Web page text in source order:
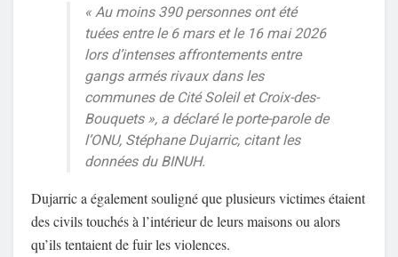
« Au moins 390 personnes ont été
tuées entre le 6 mars et le 16 mai 2026
lors d’intenses affrontements entre
gangs armés rivaux dans les
communes de Cité Soleil et Croix-des-
Bouquets », a déclaré le porte-parole de
l’ONU, Stéphane Dujarric, citant les
données du BINUH.
Dujarric a également souligné que plusieurs victimes étaient
des civils touchés à l’intérieur de leurs maisons ou alors
qu’ils tentaient de fuir les violences.